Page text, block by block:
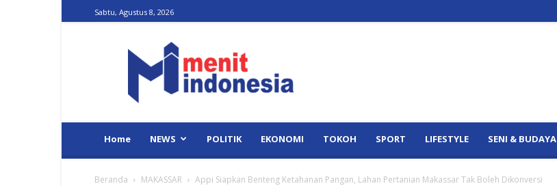
Sabtu, Agustus 8, 2026
Indonesia
Home NEWS POLITIK EKONOMI TOKOH SPORT LIFESTYLE SENI & BUDAYA
Beranda MAKASSAR Appi Siapkan Benteng Ketahanan Pangan, Lahan Pertanian Makassar Tak Boleh Dikonversi